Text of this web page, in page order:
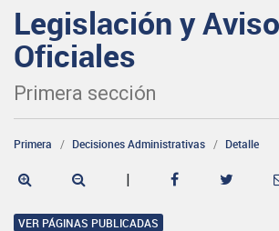
Legislación y
Oficiales
Primera sección
Primera Decisiones Administrativas Detalle
|
VER PÁGINAS PUBLICADAS